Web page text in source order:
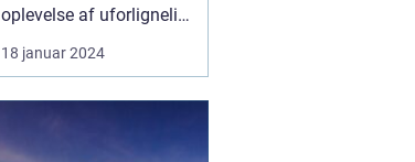
oplevelse af uforlignelig
skønhed og dyb kultur.
Dette eventyrland skaber
strande, frodige
18 januar 2024